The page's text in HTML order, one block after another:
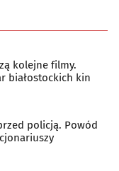
kolejne filmy.
białostockich kin
policją. Powód